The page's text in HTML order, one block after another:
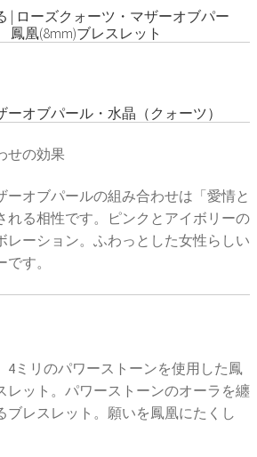
| ローズクォーツ・マザーオブパー
鳳凰(8mm)ブレスレット
オブパール・水晶（クォーツ）
せの効果
ーオブパールの組み合わせは「愛情と
れる相性です。ピンクとアイボリーの
レーション。ふわっとした女性らしい
す。
4ミリのパワーストーンを使用した鳳
レット。パワーストーンのオーラを纏
ブレスレット。願いを鳳凰にたくし